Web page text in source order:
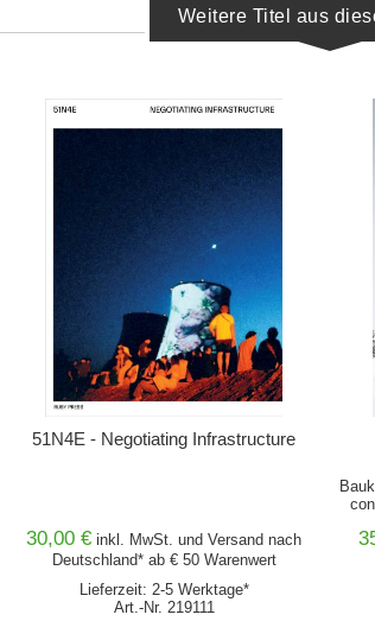
Weitere Titel aus
51N4E - Negotiating Infrastructure
30,00 € inkl. MwSt. und Versand nach
Deutschland* ab € 50 Warenwert
Lieferzeit: 2-5 Werktage*
Art.-Nr. 219111